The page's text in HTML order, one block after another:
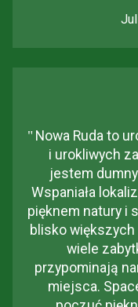
" Nowa Ruda to
i urokliwych
jestem
Wspaniała
pięknem natury i
blisko
wiele
przypominają
miejsca.